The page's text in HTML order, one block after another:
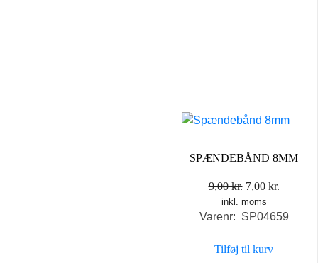
SPÆNDEBÅND 8MM
9,00kr. Den
oprindelige
pris
9,00 kr..
7,00 kr.
pris
inkl. moms
Varenr: SP04659
Tilføj til kurv